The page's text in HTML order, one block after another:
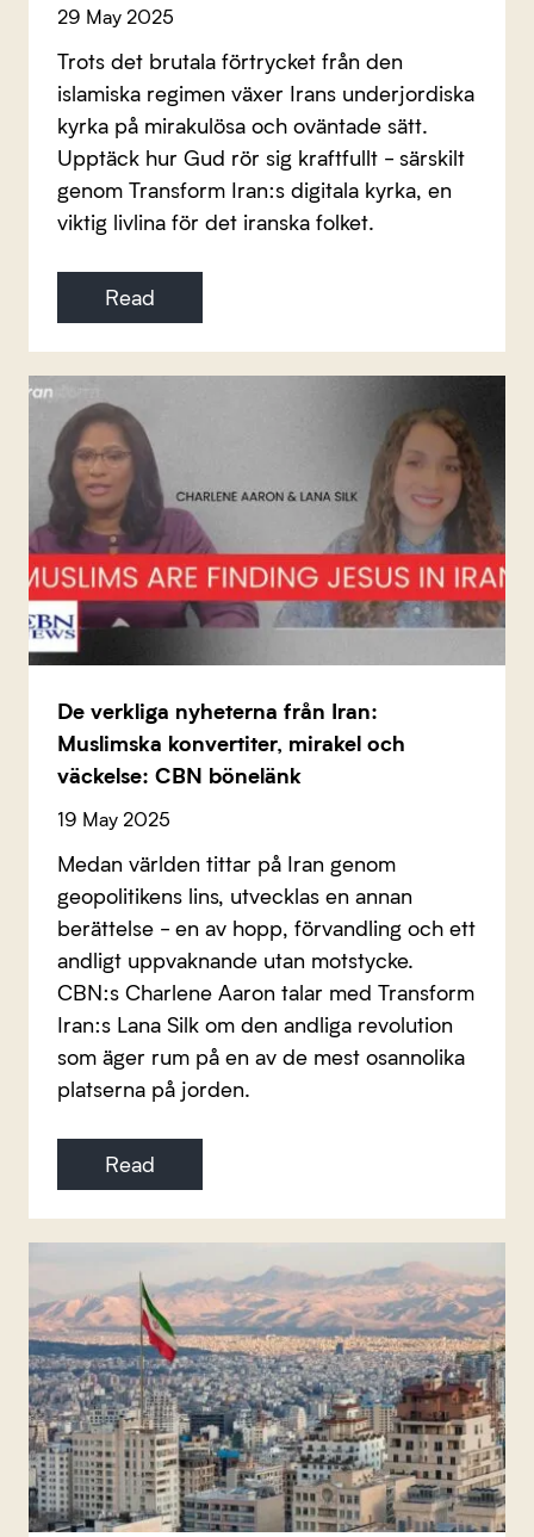
29 May 2025
Trots det brutala förtrycket från den
islamiska regimen växer Irans underjordiska
kyrka på mirakulösa och oväntade sätt.
Upptäck hur Gud rör sig kraftfullt - särskilt
genom Transform Iran:s digitala kyrka, en
viktig livlina för det iranska folket.
Read
De verkliga nyheterna från Iran:
Muslimska konvertiter, mirakel och
väckelse: CBN bönelänk
19 May 2025
Medan världen tittar på Iran genom
geopolitikens lins, utvecklas en annan
berättelse - en av hopp, förvandling och ett
andligt uppvaknande utan motstycke.
CBN:s Charlene Aaron talar med Transform
Iran:s Lana Silk om den andliga revolution
som äger rum på en av de mest osannolika
platserna på jorden.
Read